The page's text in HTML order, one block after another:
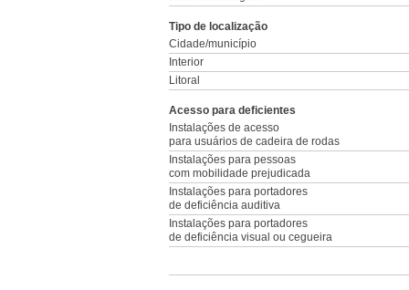
Tipo de localização
Cidade/município
Interior
Litoral
Acesso para deficientes
Instalações de acesso
para usuários de cadeira de rodas
Instalações para pessoas
com mobilidade prejudicada
Instalações para portadores
de deficiência auditiva
Instalações para portadores
de deficiência visual ou cegueira